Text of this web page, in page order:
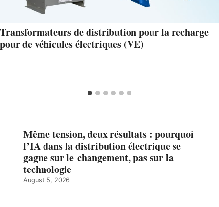
Transformateurs de distribution pour la recharge
pour de véhicules électriques (VE)
Même tension, deux résultats : pourquoi
l’IA dans la distribution électrique se
gagne sur le changement, pas sur la
technologie
August 5, 2026